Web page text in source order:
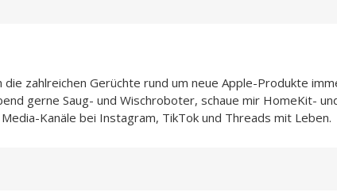
zahlreichen Gerüchte rund um neue Apple-Produkte
gerne Saug- und Wischroboter, schaue mir HomeKit-
Kanäle bei Instagram, TikTok und Threads mit Leben.